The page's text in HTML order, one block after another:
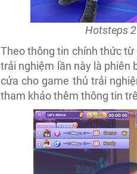
Hotsteps
Theo thông tin chính thức từ
trải nghiệm lần này là phiên
cửa cho game thủ trải
tham khảo thêm thông tin